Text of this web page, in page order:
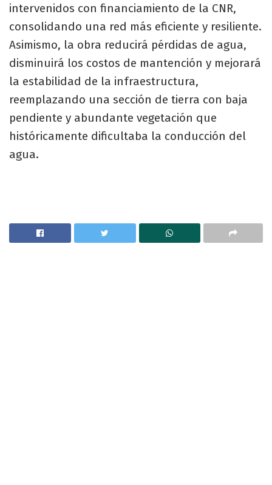
intervenidos con financiamiento de la CNR,
consolidando una red más eficiente y resiliente.
Asimismo, la obra reducirá pérdidas de agua,
disminuirá los costos de mantención y mejorará
la estabilidad de la infraestructura,
reemplazando una sección de tierra con baja
pendiente y abundante vegetación que
históricamente dificultaba la conducción del
agua.